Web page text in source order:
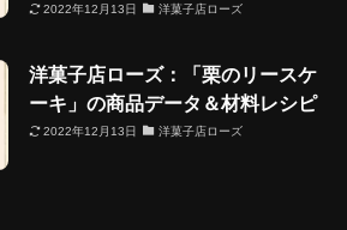
2022年12月13日 洋菓子店ローズ
洋菓子店ローズ：「栗のリースケ
ーキ」の商品データ＆材料レシピ
2022年12月13日 洋菓子店ローズ